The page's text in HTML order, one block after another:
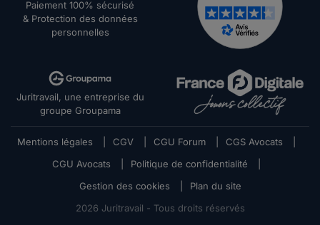
Paiement 100% sécurisé
& Protection des données
personnelles
Juritravail, une entreprise du
groupe Groupama
Mentions légales CGV CGU Forum CGS Avocats
CGU Avocats
Politique de confidentialité
Gestion des cookies
Plan du site
2026 Juritravail - Tous droits réservés